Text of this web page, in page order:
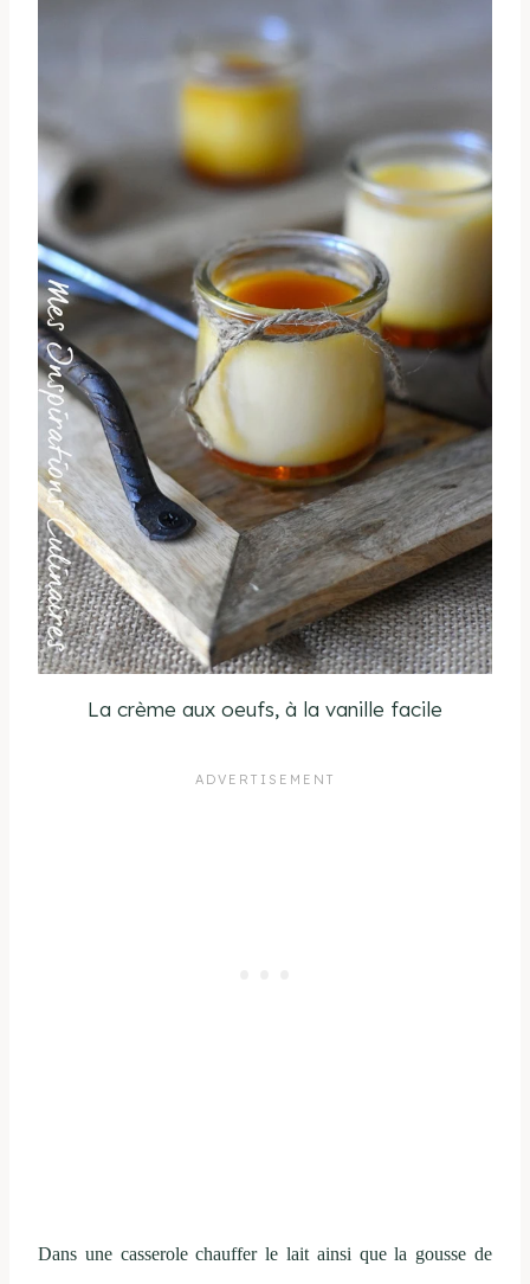
La crème aux oeufs, à la vanille facile
Dans une casserole chauffer le lait ainsi que la gousse de